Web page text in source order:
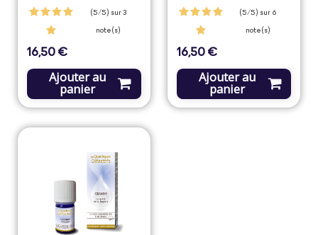
(5/5) sur 3
note(s)
Prix
16,50 €
Ajouter au
panier
(5/5) sur 6
note(s)
Prix
16,50 €
Ajouter au
panier